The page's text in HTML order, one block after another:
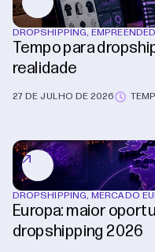
DROPSHIPPING,
Tempo para
realidade
27 DE JULHO DE 2026
DROPSHIPPING,MERCADO
Europa: maior
dropshipping 2026